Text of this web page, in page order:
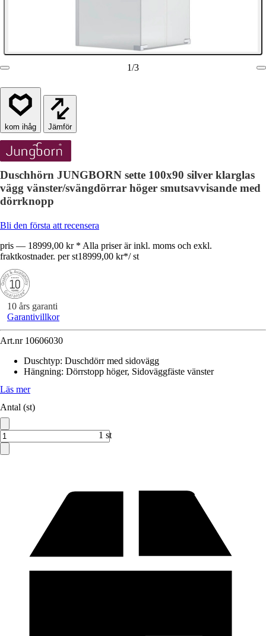
1/3
Jämför
Duschhörn JUNGBORN sette 100x90 silver klarglas
vägg vänster/svängdörrar höger smutsavvisande med
dörrknopp
Bli den första att recensera
pris — 18999,00 kr * Alla priser är inkl. moms och exkl.
fraktkostnader. per st18999,00 kr*/ st
10 års garanti
Garantivillkor
Art.nr 10606030
Duschtyp: Duschdörr med sidovägg
Hängning: Dörrstopp höger, Sidoväggfäste vänster
Läs mer
Antal (st)
1 st